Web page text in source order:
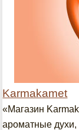
Karmakamet
«Магазин
ароматные